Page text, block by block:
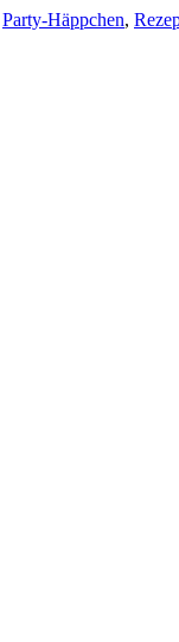
Party-Häppchen,